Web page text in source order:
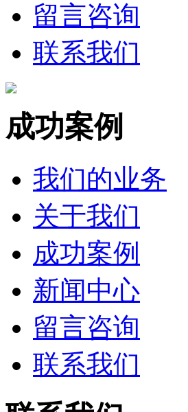
留言咨询
联系我们
成功案例
我们的业务
关于我们
成功案例
新闻中心
留言咨询
联系我们